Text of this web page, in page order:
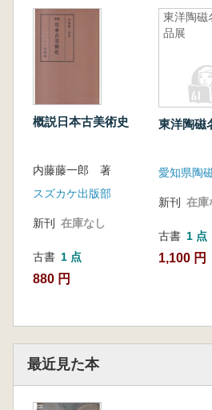
概説日本古美術史
内藤藤一郎 著
スズカケ出版部
新刊 在庫なし
古書 1 点
880 円
東洋陶磁
品展
東洋陶磁
愛知県陶
新刊 在庫
古書 1 点
1,100 円
最近見た本